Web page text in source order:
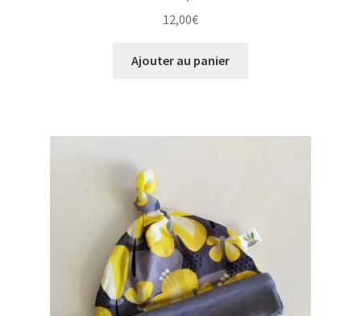
12,00€
Ajouter au panier